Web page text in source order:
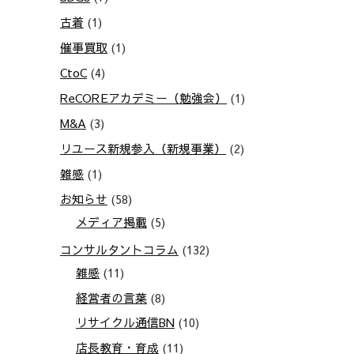
古着 (1)
催事買取 (1)
CtoC (4)
ReCOREアカデミー（勉強会）
(1)
M&A (3)
リユース新規参入（新規事業）
(2)
雑感 (1)
お知らせ (58)
メディア掲載 (5)
コンサルタントコラム (132)
雑感 (11)
経営者の言葉 (8)
リサイクル通信BN (10)
店長教育・育成 (11)